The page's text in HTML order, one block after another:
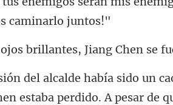
es, Jiang Chen se
estaba perdido. A pesar de